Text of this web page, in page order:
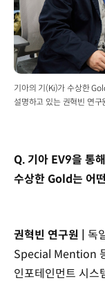
기아의 기(Ki)가 수상한
설명하고 있는 권혁빈 연구
Q. 기아 EV9을 통
수상한 Gold는 어
권혁빈 연구원 | 독
Special Mention
인포테인먼트 시스